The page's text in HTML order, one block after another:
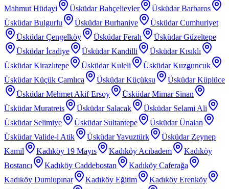
Mahmut Hüdayi Üsküdar Bahçelievler
Üsküdar Barbaros
Üsküdar Bulgurlu
Üsküdar Burhaniye
Üsküdar Cumhuriyet
Üsküdar Çengelköy
Üsküdar Ferah
Üsküdar Güzeltepe
Üsküdar İcadiye
Üsküdar Kandilli
Üsküdar Kısıklı
Üsküdar Kirazlıtepe
Üsküdar Kuleli
Üsküdar Kuzguncuk
Üsküdar Küçük Çamlıca
Üsküdar Küçüksu
Üsküdar Küplüce
Üsküdar Mehmet Akif Ersoy
Üsküdar Mimar Sinan
Üsküdar Muratreis
Üsküdar Salacak
Üsküdar Selami Ali
Üsküdar Selimiye
Üsküdar Sultantepe
Üsküdar Ünalan
Üsküdar Valide-i Atik
Üsküdar Yavuztürk
Üsküdar Zeynep
Kamil
Kadıköy 19 Mayıs Kadıköy Acıbadem
Kadıköy
Bostancı
Kadıköy Caddebostan
Kadıköy Caferağa
Kadıköy Dumlupınar
Kadıköy Eğitim
Kadıköy Erenköy